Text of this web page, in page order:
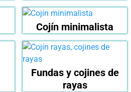
Cojín minimalista
Fundas y cojines de
rayas